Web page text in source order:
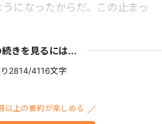
になったからだ。この止まっ
続きを見るには...
2814/4116文字
以上の要約が楽しめる